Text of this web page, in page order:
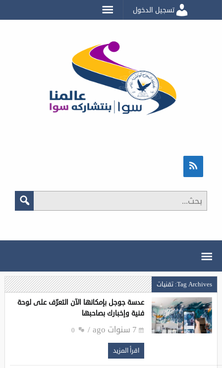
تسجيل الدخول
Tag Archives: تقنيات
عدسة جوجل بإمكانها الآن التعرّف على لوحة
فنية وإخبارك بصاحبها
7 سنوات ago 0
اقرأ المزيد